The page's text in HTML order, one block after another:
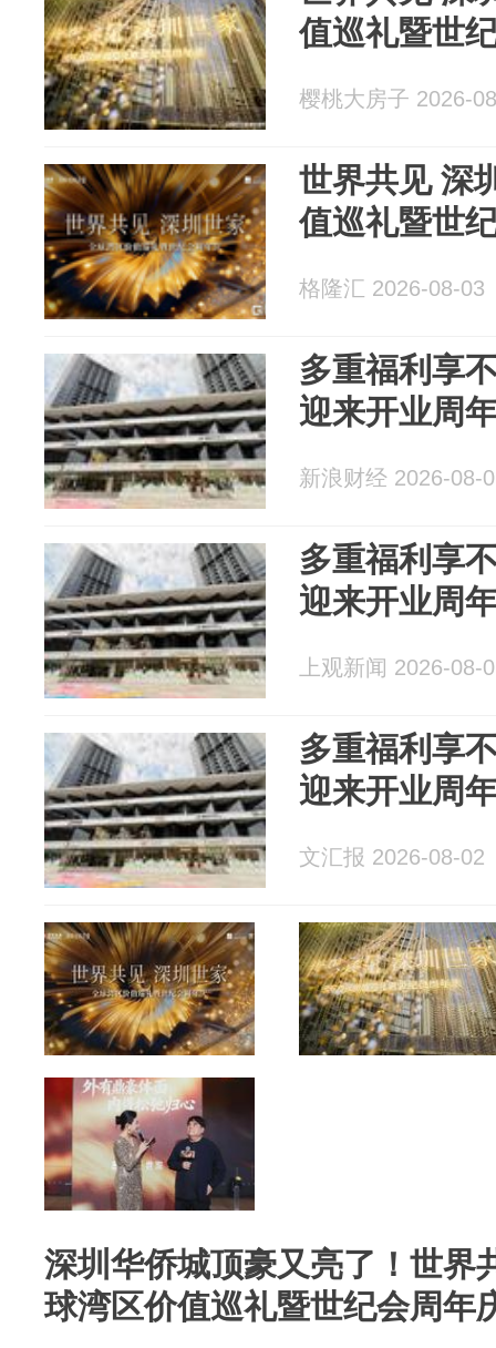
值巡礼暨世
樱桃大房子 2026-
世界共见 深
值巡礼暨世
格隆汇 2026-08-03
多重福利享
迎来开业周
新浪财经 2026-08-
多重福利享
迎来开业周
上观新闻 2026-08-
多重福利享
迎来开业周
文汇报 2026-08-02
深圳华侨城顶豪又亮了！世界
球湾区价值巡礼暨世纪会周年